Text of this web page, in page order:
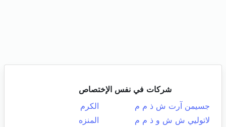
شركات في نفس الإختصاص
جسيمن آرت ش ذ م م
الكرم
لاتوليي ش ش و ذ م م
المنزه